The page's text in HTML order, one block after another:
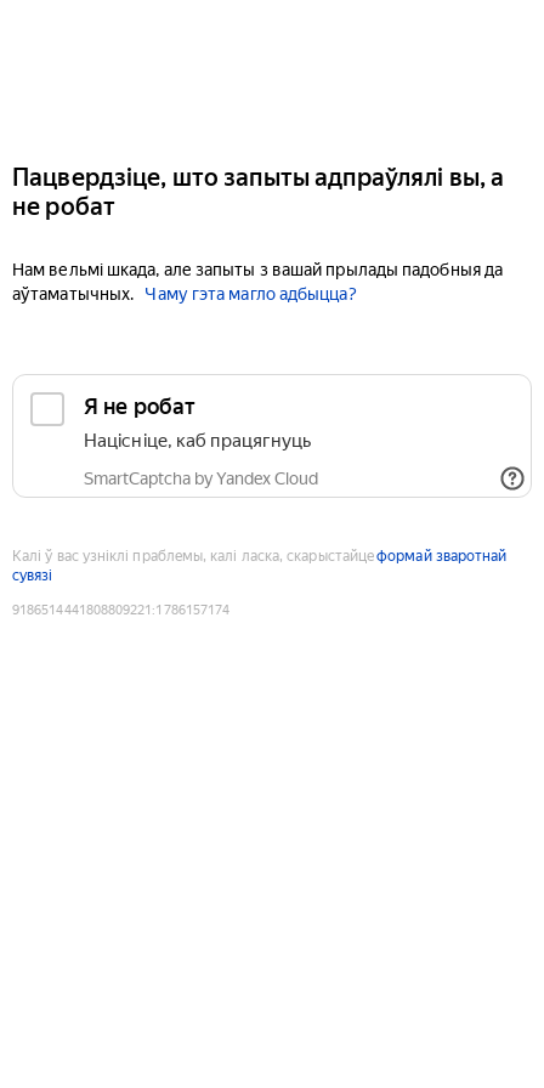
Пацвердзіце, што запыты адпраўлялі вы, а
не робат
Нам вельмі шкада, але запыты з вашай прылады падобныя да
аўтаматычных.
Чаму гэта магло адбыцца?
Я не робат
Націсніце, каб працягнуць
SmartCaptcha by Yandex Cloud
Калі ў вас узніклі праблемы, калі ласка, скарыстайцеформай зваротнай
сувязі
9186514441808809221 :1786157174